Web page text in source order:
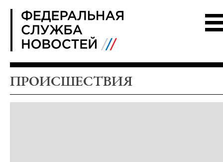
ПРОИСШЕСТВИЯ